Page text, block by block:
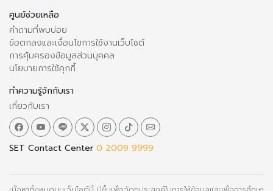
ศูนย์ช่วยเหลือ
คำถามที่พบบ่อย
ข้อตกลงและเงื่อนไขการใช้งานเว็บไซต์
การคุ้มครองข้อมูลส่วนบุคคล
นโยบายการใช้คุกกี้
ทำความรู้จักกับเรา
เกี่ยวกับเรา
SET Contact Center 0 2009 9999